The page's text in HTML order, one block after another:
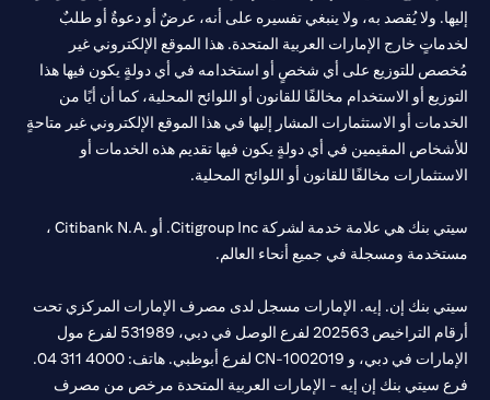
ولا يُقصد به، ولا ينبغي تفسيره على أنه، عرضٌ أو دعوةٌ أو طلبٌ
خارج الإمارات العربية المتحدة. هذا الموقع الإلكتروني غير
للتوزيع على أي شخصٍ أو استخدامه في أي دولةٍ يكون فيها هذا
أو الاستخدام مخالفًا للقانون أو اللوائح المحلية، كما أن أيًا من
أو الاستثمارات المشار إليها في هذا الموقع الإلكتروني غير متاحةٍ
المقيمين في أي دولةٍ يكون فيها تقديم هذه الخدمات أو
مخالفًا للقانون أو اللوائح المحلية.
سيتي بنك هي علامة خدمة لشركة Citigroup Inc. أو .Citibank N.A ،
ومسجلة في جميع أنحاء العالم.
بنك إن. إيه. الإمارات مسجل لدى مصرف الإمارات المركزي تحت
أرقام التراخيص 202563 لفرع الوصل في دبي، 531989 لفرع مول
في دبي، وCN-1002019لفرع أبوظبي. هاتف: 4000 311 04.
سيتي بنك إن إيه - الإمارات العربية المتحدة مرخص من مصرف